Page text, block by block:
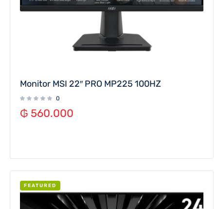
Monitor MSI 22″ PRO MP225 100HZ
0
₲ 560.000
FEATURED